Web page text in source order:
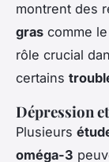
montrent des
gras comme le
rôle crucial
certains
Dépression
Plusieurs
oméga-3